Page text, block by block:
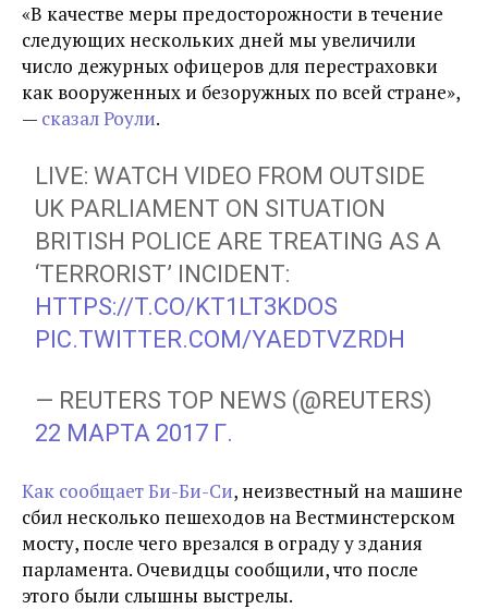
«В качестве меры предосторожности в течение
следующих нескольких дней мы увеличили
число дежурных офицеров для перестраховки
как вооруженных и безоружных по всей стране»,
— сказал Роули.
LIVE: WATCH VIDEO FROM OUTSIDE
UK PARLIAMENT ON SITUATION
BRITISH POLICE ARE TREATING AS A
‘TERRORIST’ INCIDENT:
HTTPS://T.CO/KT1LT3KDOS
PIC.TWITTER.COM/YAEDTVZRDH
— REUTERS TOP NEWS (@REUTERS)
22 МАРТА 2017 Г.
Как сообщает Би-Би-Си, неизвестный на машине
сбил несколько пешеходов на Вестминстерском
мосту, после чего врезался в ограду у здания
парламента. Очевидцы сообщили, что после
этого были слышны выстрелы.